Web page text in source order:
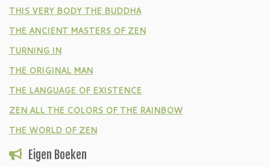
THIS VERY BODY THE BUDDHA
THE ANCIENT MASTERS OF ZEN
TURNING IN
THE ORIGINAL MAN
THE LANGUAGE OF EXISTENCE
ZEN ALL THE COLORS OF THE RAINBOW
THE WORLD OF ZEN
Eigen Boeken